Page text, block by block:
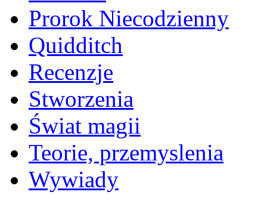
Prorok Niecodzienny
Quidditch
Recenzje
Stworzenia
Świat magii
Teorie, przemyslenia
Wywiady